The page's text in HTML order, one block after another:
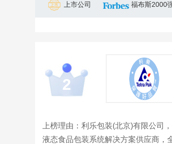
上市公司 福布斯2000
2
上榜理由：利乐包装(北京)有限公司
液态食品包装系统解决方案供应商，